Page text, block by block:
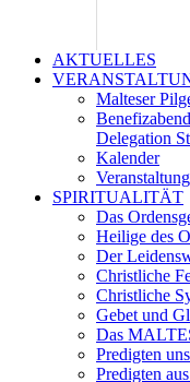
AKTUELLES
Malteser
Delegation
Kalender
SPIRITUALITÄT
Das
Heilige des
Der
Christliche
Christliche
Gebet und
Das
Predigten
Predigten